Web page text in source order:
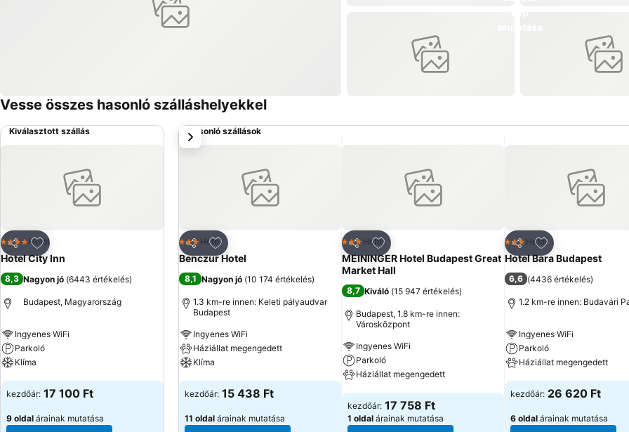
Vesse összes hasonló szálláshelyekkel
Kiválasztott szállás
Megosztás
Hozzáadás a kedvencekhez
4 Kategória
Hotel
Hotel City Inn
8,3 Nagyon jó (6443 értékelés)
Budapest, Magyarország
Ingyenes WiFi
Parkoló
Klíma
Árak megjelenítése
kezdőár: 17 100 Ft
9 oldal árainak mutatása
Hasonló szállások
Megosztás
Hozzáadás a kedvencekhez
3 Kategória
Hotel
Benczur Hotel
8,1 Nagyon jó (10 174 értékelés)
1.3 km-re innen: Keleti pályaudvar
Budapest
Ingyenes WiFi
Háziállat megengedett
Klíma
Árak megjelenítése
kezdőár: 15 438 Ft
11 oldal árainak mutatása
Megosztás
Hozzáadás a kedvencekhez
3 Kategória
Hotel
MEININGER Hotel Budapest Great
Market Hall
8,7 Kiváló (15 947 értékelés)
Budapest, 1.8 km-re innen:
Városközpont
Ingyenes WiFi
Parkoló
Háziállat megengedett
Árak megjelenítése
kezdőár: 17 758 Ft
1 oldal árainak mutatása
Megosztás
Hozzáadás a
3 Kategória
Hotel
Hotel Bara Budapest
6,6 (4436 értékelés)
1.2 km-re innen: Budavári
Ingyenes WiFi
Parkoló
Háziállat megengedett
Árak megjelenítése
kezdőár: 26 620 Ft
6 oldal árainak mutatása
következő